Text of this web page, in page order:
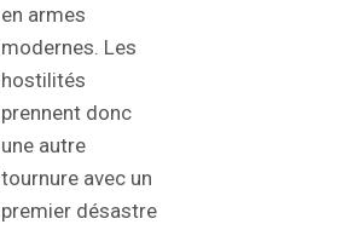
en armes
modernes. Les
hostilités
prennent donc
une autre
tournure avec un
premier désastre